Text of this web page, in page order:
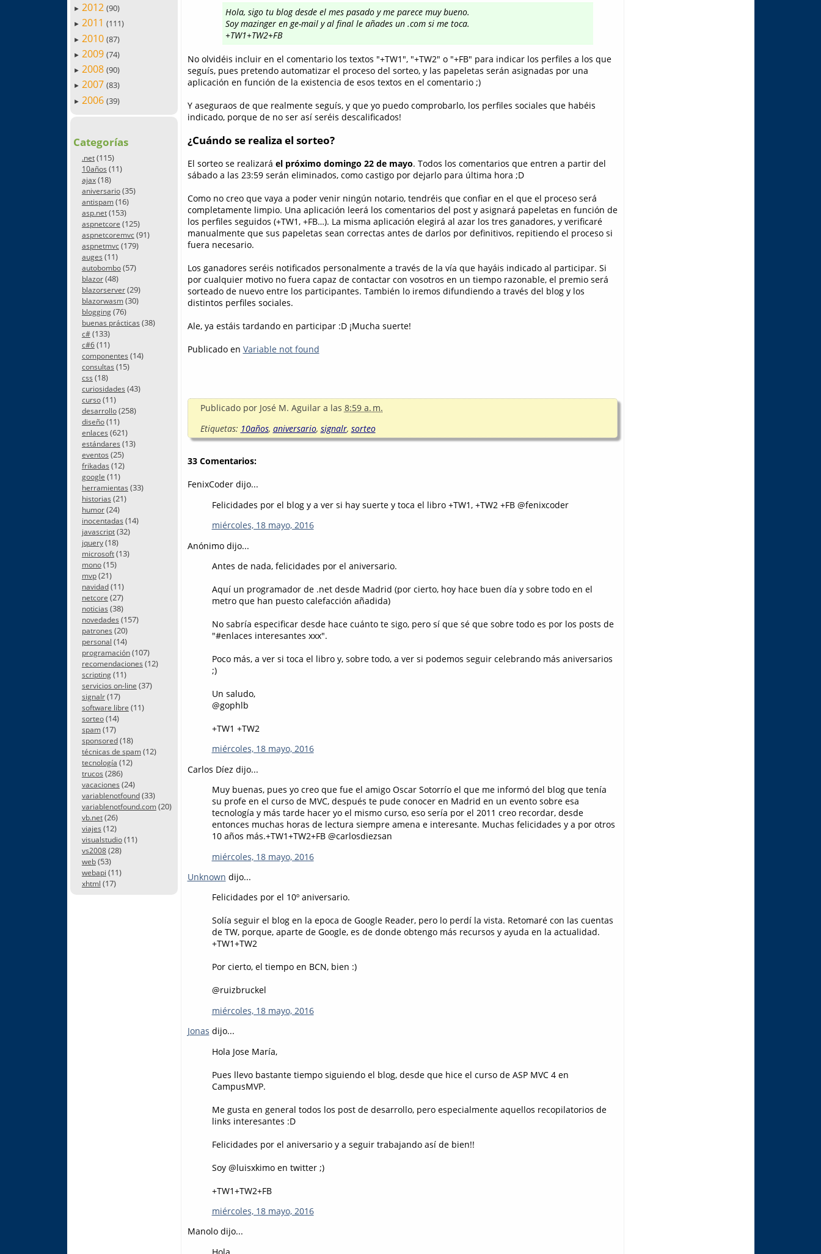
► 2012 (90)
► 2011 (111)
► 2010 (87)
► 2009 (74)
► 2008 (90)
► 2007 (83)
► 2006 (39)
Categorías
.net(115)
10años (11)
ajax(18)
aniversario(35)
antispam(16)
asp.net(153)
aspnetcore (125)
aspnetcoremvc(91)
aspnetmvc(179)
auges (11)
autobombo(57)
blazor(48)
blazorserver(29)
blazorwasm(30)
blogging(76)
buenas prácticas (38)
c#(133)
c#6(11)
componentes (14)
consultas (15)
css (18)
curiosidades (43)
curso(11)
desarrollo(258)
diseño(11)
enlaces (621)
estándares (13)
eventos (25)
frikadas (12)
google (11)
herramientas (33)
historias (21)
humor(24)
inocentadas (14)
javascript(32)
jquery(18)
microsoft(13)
mono(15)
mvp(21)
navidad(11)
netcore (27)
noticias (38)
novedades (157)
patrones (20)
personal (14)
programación(107)
recomendaciones (12)
scripting(11)
servicios on-line (37)
signalr(17)
software libre (11)
sorteo(14)
spam(17)
sponsored(18)
técnicas de spam(12)
tecnología (12)
trucos (286)
vacaciones (24)
variablenotfound(33)
variablenotfound.com(20)
vb.net(26)
viajes (12)
visualstudio(11)
vs2008(28)
web(53)
webapi (11)
xhtml (17)
Hola, sigo tu blog desde el mes pasado y me parece muy bueno.
Soy mazinger en ge-mail y al final le añades un .com si me toca.
+TW1+TW2+FB
No olvidéis incluir en el comentario los textos "+TW1", "+TW2" o "+FB" para indicar los perfiles a los que
seguís, pues pretendo automatizar el proceso del sorteo, y las papeletas serán asignadas por una
aplicación en función de la existencia de esos textos en el comentario ;)
Y aseguraos de que realmente seguís, y que yo puedo comprobarlo, los perfiles sociales que habéis
indicado, porque de no ser así seréis descalificados!
¿Cuándo se realiza el sorteo?
El sorteo se realizará el próximo domingo 22 de mayo. Todos los comentarios que entren a partir del
sábado a las 23:59 serán eliminados, como castigo por dejarlo para última hora ;D
Como no creo que vaya a poder venir ningún notario, tendréis que confiar en el que el proceso será
completamente limpio. Una aplicación leerá los comentarios del post y asignará papeletas en función de
los perfiles seguidos (+TW1, +FB…). La misma aplicación elegirá al azar los tres ganadores, y verificaré
manualmente que sus papeletas sean correctas antes de darlos por definitivos, repitiendo el proceso si
fuera necesario.
Los ganadores seréis notificados personalmente a través de la vía que hayáis indicado al participar. Si
por cualquier motivo no fuera capaz de contactar con vosotros en un tiempo razonable, el premio será
sorteado de nuevo entre los participantes. También lo iremos difundiendo a través del blog y los
distintos perfiles sociales.
Ale, ya estáis tardando en participar :D ¡Mucha suerte!
Publicado en Variable not found
Publicado por José M. Aguilar a las 8:59 a. m.
Etiquetas: 10años, aniversario, signalr, sorteo
33 Comentarios:
FenixCoder dijo...
Felicidades por el blog y a ver si hay suerte y toca el libro +TW1, +TW2 +FB @fenixcoder
miércoles, 18 mayo, 2016
Anónimo dijo...
Antes de nada, felicidades por el aniversario.
Aquí un programador de .net desde Madrid (por cierto, hoy hace buen día y sobre todo en el
metro que han puesto calefacción añadida)
No sabría especificar desde hace cuánto te sigo, pero sí que sé que sobre todo es por los posts de
"#enlaces interesantes xxx".
Poco más, a ver si toca el libro y, sobre todo, a ver si podemos seguir celebrando más aniversarios
;)
Un saludo,
@gophlb
+TW1 +TW2
miércoles, 18 mayo, 2016
Carlos Díez dijo...
Muy buenas, pues yo creo que fue el amigo Oscar Sotorrío el que me informó del blog que tenía
su profe en el curso de MVC, después te pude conocer en Madrid en un evento sobre esa
tecnología y más tarde hacer yo el mismo curso, eso sería por el 2011 creo recordar, desde
entonces muchas horas de lectura siempre amena e interesante. Muchas felicidades y a por otros
10 años más.+TW1+TW2+FB @carlosdiezsan
miércoles, 18 mayo, 2016
Unknown dijo...
Felicidades por el 10º aniversario.
Solía seguir el blog en la epoca de Google Reader, pero lo perdí la vista. Retomaré con las cuentas
de TW, porque, aparte de Google, es de donde obtengo más recursos y ayuda en la actualidad.
+TW1+TW2
Por cierto, el tiempo en BCN, bien :)
@ruizbruckel
miércoles, 18 mayo, 2016
Jonas dijo...
Hola Jose María,
Pues llevo bastante tiempo siguiendo el blog, desde que hice el curso de ASP MVC 4 en
CampusMVP.
Me gusta en general todos los post de desarrollo, pero especialmente aquellos recopilatorios de
links interesantes :D
Felicidades por el aniversario y a seguir trabajando así de bien!!
Soy @luisxkimo en twitter ;)
+TW1+TW2+FB
miércoles, 18 mayo, 2016
Manolo dijo...
Hola,